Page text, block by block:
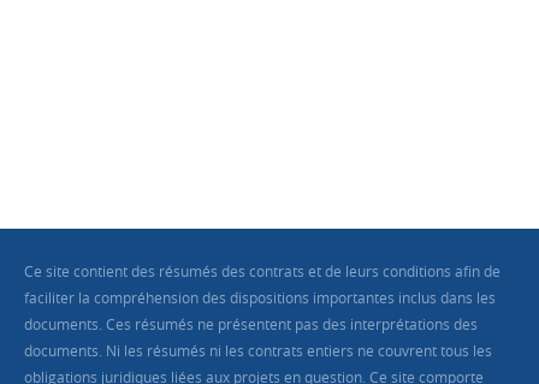
Ce site contient des résumés des contrats et de leurs conditions afin de
faciliter la compréhension des dispositions importantes inclus dans les
documents. Ces résumés ne présentent pas des interprétations des
documents. Ni les résumés ni les contrats entiers ne couvrent tous les
obligations juridiques liées aux projets en question. Ce site comporte